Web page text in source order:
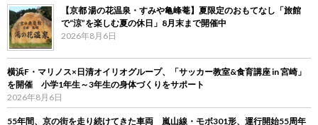
【京都 湯の花温泉・すみや亀峰菴】夏限定のおもてなし「旅館
で“涼”を楽しむ夏の休日」8月末まで開催中
2026年8月6日
横浜F・マリノス×日清オイリオグループ、「サッカー教室&食育講座 in 宮崎」
を開催 小学1年生～3年生の身体づくりをサポート
2026年8月6日
55年間、京の街を走り続けてきた車両 嵐山線・モボ301形、運行開始55周年